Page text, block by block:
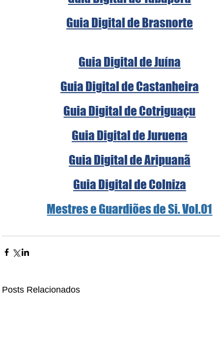
Guia Digital de Brasnorte
Guia Digital de Juína
Guia Digital de Castanheira
Guia Digital de Cotriguaçu
Guia Digital de Juruena
Guia Digital de Aripuanã
Guia Digital de Colniza
Mestres e Guardiões de Si. Vol.01
Posts Relacionados